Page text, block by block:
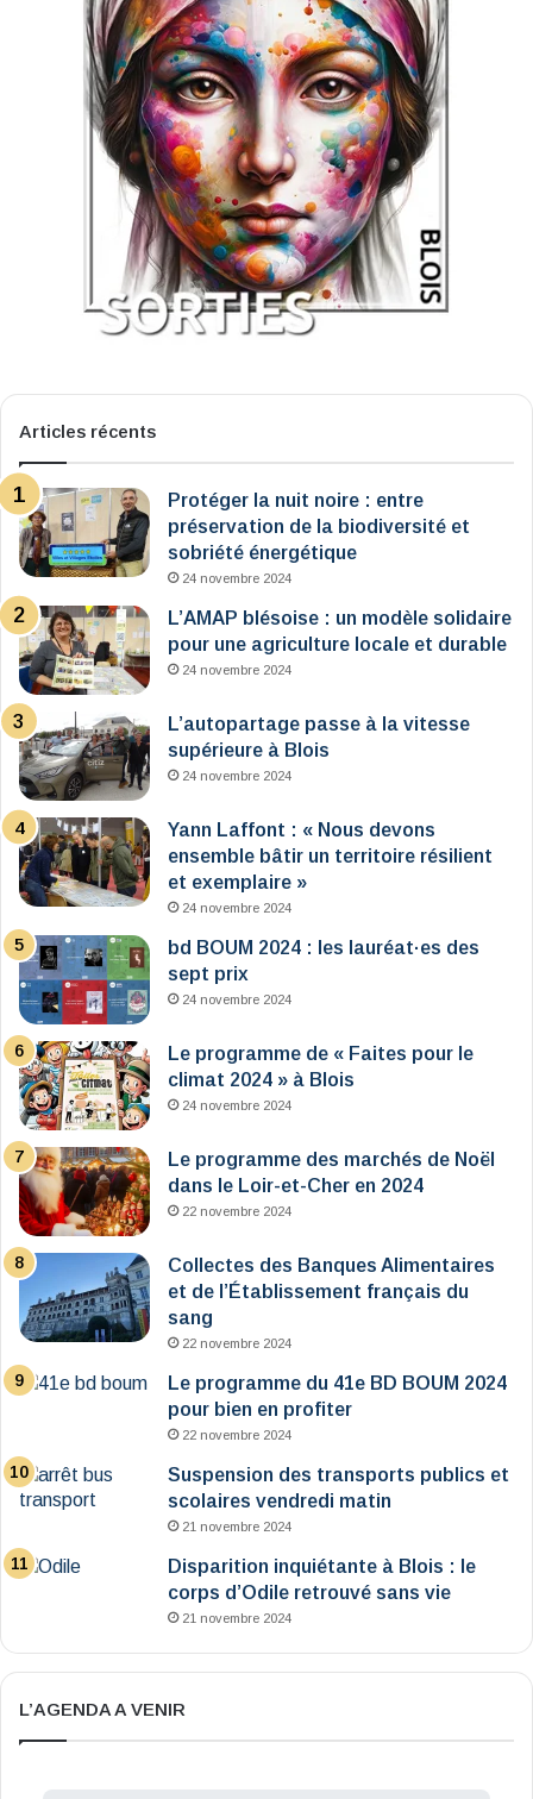
Articles récents
Protéger la nuit noire : entre
préservation de la biodiversité et
sobriété énergétique
24 novembre 2024
L’AMAP blésoise : un modèle solidaire
pour une agriculture locale et durable
24 novembre 2024
L’autopartage passe à la vitesse
supérieure à Blois
24 novembre 2024
Yann Laffont : « Nous devons
ensemble bâtir un territoire résilient
et exemplaire »
24 novembre 2024
bd BOUM 2024 : les lauréat·es des
sept prix
24 novembre 2024
Le programme de « Faites pour le
climat 2024 » à Blois
24 novembre 2024
Le programme des marchés de Noël
dans le Loir-et-Cher en 2024
22 novembre 2024
Collectes des Banques Alimentaires
et de l’Établissement français du
sang
22 novembre 2024
Le programme du 41e BD BOUM 2024
pour bien en profiter
22 novembre 2024
Suspension des transports publics et
scolaires vendredi matin
21 novembre 2024
Disparition inquiétante à Blois : le
corps d’Odile retrouvé sans vie
21 novembre 2024
L’AGENDA A VENIR